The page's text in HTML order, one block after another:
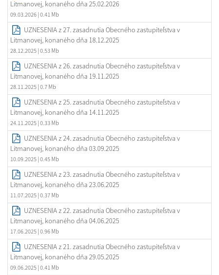
Litmanovej, konaného dňa 25.02.2026
09.03.2026 | 0.41 Mb
UZNESENIA z 27. zasadnutia Obecného zastupiteľstva v
Litmanovej, konaného dňa 18.12.2025
28.12.2025 | 0.53 Mb
UZNESENIA z 26. zasadnutia Obecného zastupiteľstva v
Litmanovej, konaného dňa 19.11.2025
28.11.2025 | 0.7 Mb
UZNESENIA z 25. zasadnutia Obecného zastupiteľstva v
Litmanovej, konaného dňa 14.11.2025
24.11.2025 | 0.33 Mb
UZNESENIA z 24. zasadnutia Obecného zastupiteľstva v
Litmanovej, konaného dňa 03.09.2025
10.09.2025 | 0.45 Mb
UZNESENIA z 23. zasadnutia Obecného zastupiteľstva v
Litmanovej, konaného dňa 23.06.2025
11.07.2025 | 0.37 Mb
UZNESENIA z 22. zasadnutia Obecného zastupiteľstva v
Litmanovej, konaného dňa 04.06.2025
17.06.2025 | 0.96 Mb
UZNESENIA z 21. zasadnutia Obecného zastupiteľstva v
Litmanovej, konaného dňa 29.05.2025
09.06.2025 | 0.41 Mb